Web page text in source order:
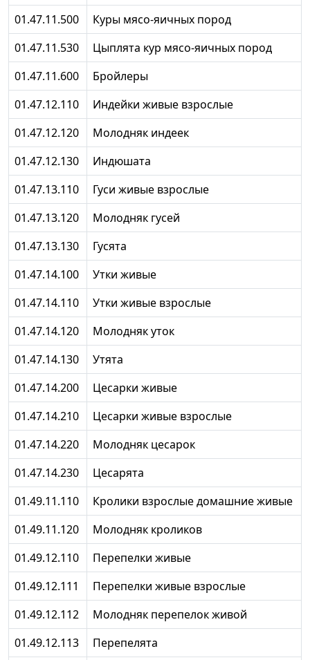
01.47.11.500
Куры мясо-яичных пород
01.47.11.530
Цыплята кур мясо-яичных пород
01.47.11.600
Бройлеры
01.47.12.110
Индейки живые взрослые
01.47.12.120
Молодняк индеек
01.47.12.130
Индюшата
01.47.13.110
Гуси живые взрослые
01.47.13.120
Молодняк гусей
01.47.13.130
Гусята
01.47.14.100
Утки живые
01.47.14.110
Утки живые взрослые
01.47.14.120
Молодняк уток
01.47.14.130
Утята
01.47.14.200
Цесарки живые
01.47.14.210
Цесарки живые взрослые
01.47.14.220
Молодняк цесарок
01.47.14.230
Цесарята
01.49.11.110
Кролики взрослые домашние живые
01.49.11.120
Молодняк кроликов
01.49.12.110
Перепелки живые
01.49.12.111
Перепелки живые взрослые
01.49.12.112
Молодняк перепелок живой
01.49.12.113
Перепелята